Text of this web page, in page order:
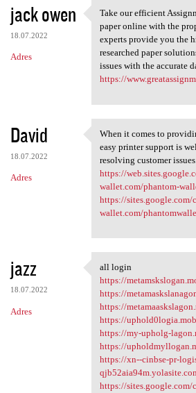
jack owen
18.07.2022
Adres
Take our efficient
Take our efficient
paper online with the
experts provide you the
researched paper
issues with the accurate
https://
David
18.07.2022
Adres
When it comes to
When it comes to
easy printer support is
resolving customer issues.
https://
wallet.com/phantom-
https://sites.google.com/
wallet.com/
jazz
18.07.2022
Adres
all login
all login
https://
https://
https://
https://
https://my-upholg-
https://
https://xn--cinbse-pr-
https://sites.google.com/